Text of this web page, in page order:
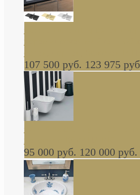
керамическая мойка 1160
серая, черная, бежевая В
107 500 руб. 123 975
навесное КОМПЛЕКТ
95 000 руб. 120 000 руб.